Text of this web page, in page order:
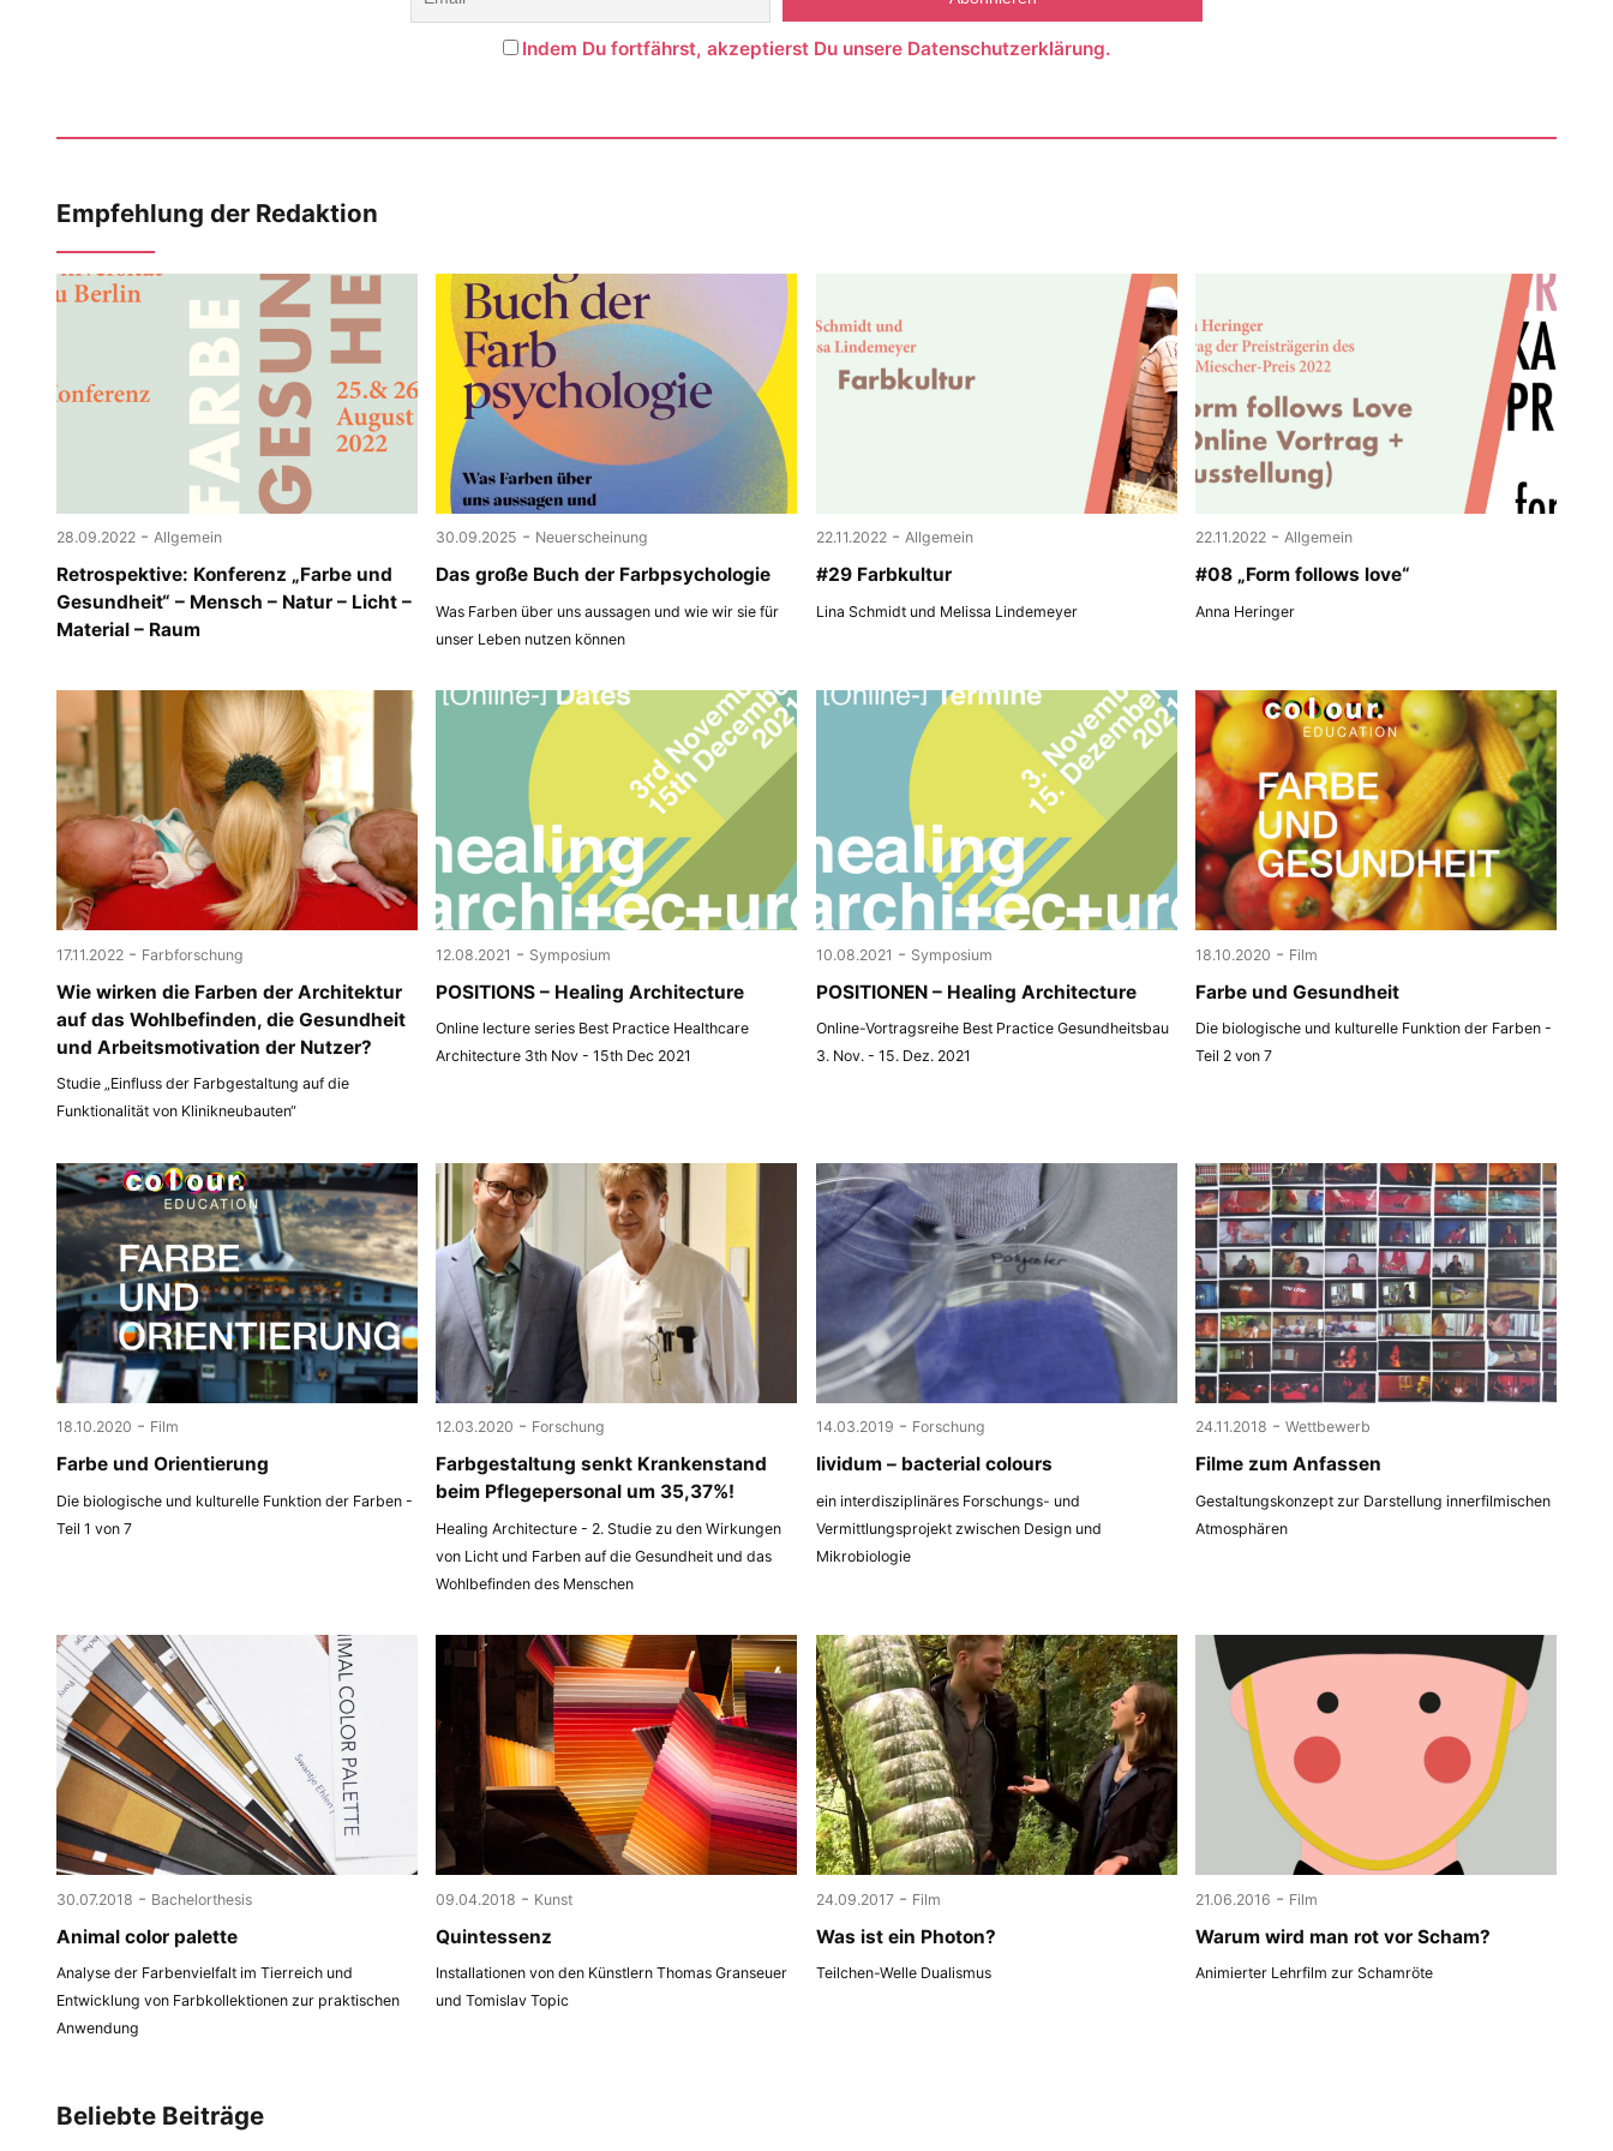
Indem Du fortfährst, akzeptierst Du unsere Datenschutzerklärung.
Empfehlung der Redaktion
28.09.2022 - Allgemein
Retrospektive: Konferenz „Farbe und
Gesundheit“ – Mensch – Natur – Licht –
Material – Raum
30.09.2025 - Neuerscheinung
Das große Buch der Farbpsychologie
Was Farben über uns aussagen und wie wir sie für
unser Leben nutzen können
22.11.2022 - Allgemein
#29 Farbkultur
Lina Schmidt und Melissa Lindemeyer
22.11.2022 - Allgemein
#08 „Form follows love“
Anna Heringer
17.11.2022 - Farbforschung
Wie wirken die Farben der Architektur
auf das Wohlbefinden, die Gesundheit
und Arbeitsmotivation der Nutzer?
Studie „Einfluss der Farbgestaltung auf die
Funktionalität von Klinikneubauten“
12.08.2021 - Symposium
POSITIONS – Healing Architecture
Online lecture series Best Practice Healthcare
Architecture 3th Nov - 15th Dec 2021
10.08.2021 - Symposium
POSITIONEN – Healing Architecture
Online-Vortragsreihe Best Practice Gesundheitsbau
3. Nov. - 15. Dez. 2021
18.10.2020 - Film
Farbe und Gesundheit
Die biologische und kulturelle Funktion der Farben -
Teil 2 von 7
18.10.2020 - Film
Farbe und Orientierung
Die biologische und kulturelle Funktion der Farben -
Teil 1 von 7
12.03.2020 - Forschung
Farbgestaltung senkt Krankenstand
beim Pflegepersonal um 35,37%!
Healing Architecture - 2. Studie zu den Wirkungen
von Licht und Farben auf die Gesundheit und das
Wohlbefinden des Menschen
14.03.2019 - Forschung
lividum – bacterial colours
ein interdisziplinäres Forschungs- und
Vermittlungsprojekt zwischen Design und
Mikrobiologie
24.11.2018 - Wettbewerb
Filme zum Anfassen
Gestaltungskonzept zur Darstellung innerfilmischen
Atmosphären
30.07.2018 - Bachelorthesis
Animal color palette
Analyse der Farbenvielfalt im Tierreich und
Entwicklung von Farbkollektionen zur praktischen
Anwendung
09.04.2018 - Kunst
Quintessenz
Installationen von den Künstlern Thomas Granseuer
und Tomislav Topic
24.09.2017 - Film
Was ist ein Photon?
Teilchen-Welle Dualismus
21.06.2016 - Film
Warum wird man rot vor Scham?
Animierter Lehrfilm zur Schamröte
Beliebte Beiträge